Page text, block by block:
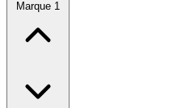
Marque 1